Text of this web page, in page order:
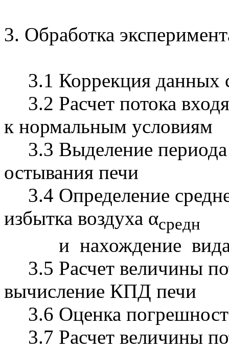
3. Обработка
3.1 Коррекция данных
3.2 Расчет потока
к нормальным условиям
3.3 Выделение
остывания печи
3.4 Определение
избытка воздуха αсредн
и нахождение вида
3.5 Расчет величины
вычисление КПД печи
3.6 Оценка
3.7 Расчет величины